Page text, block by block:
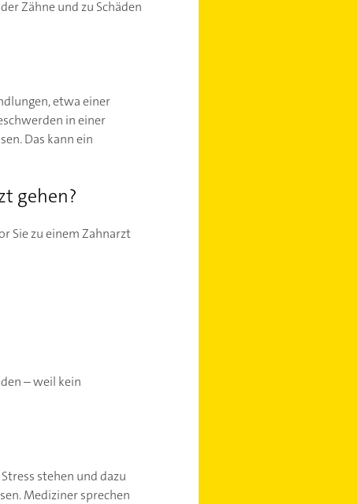
Zähne und zu Schäden
etwa einer
in einer
Das kann ein
gehen?
Sie zu einem Zahnarzt
– weil kein
stehen und dazu
Mediziner sprechen